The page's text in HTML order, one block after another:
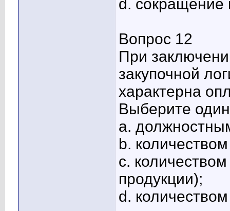
d. сокращение
Вопрос 12
При
закупочной
характерна
Выберите
a.
b.
c.
продукции);
d.